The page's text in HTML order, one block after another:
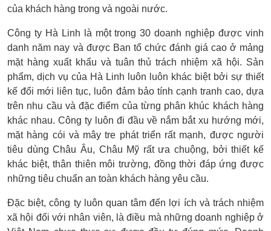
của khách hàng trong và ngoài nước.
Công ty Hà Linh là một trong 30 doanh nghiệp được vinh
danh năm nay và được Ban tổ chức đánh giá cao ở mảng
mặt hàng xuất khẩu và tuân thủ trách nhiệm xã hội. Sản
phẩm, dịch vụ của Hà Linh luôn luôn khác biệt bởi sự thiết
kế đổi mới liên tục, luôn đảm bảo tính cạnh tranh cao, dựa
trên nhu cầu và đặc điểm của từng phân khúc khách hàng
khác nhau. Công ty luôn đi đầu về nắm bắt xu hướng mới,
mặt hàng cói và mây tre phát triển rất mạnh, được người
tiêu dùng Châu Âu, Châu Mỹ rất ưa chuộng, bởi thiết kế
khác biệt, thân thiên môi trường, đồng thời đáp ứng được
những tiêu chuẩn an toàn khách hàng yêu cầu.
Đặc biệt, công ty luôn quan tâm đến lợi ích và trách nhiệm
xã hội đối với nhân viên, là điều mà những doanh nghiệp ở